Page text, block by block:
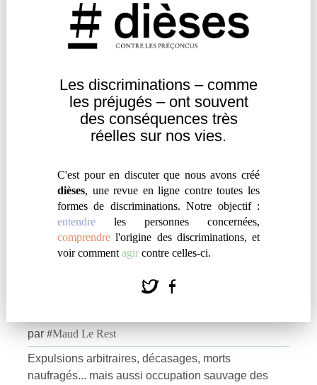
Les discriminations – comme
lespréjugés – ont souvent
desconséquences très
réelles sur nos vies.
C'est pour en discuter que nous avons créé
dièses, une revue en ligne contre toutes les
formes de discriminations. Notre objectif :
entendre les personnes concernées,
comprendre l'origine des discriminations, et
voir comment agir contre celles-ci.
comment ce concept pourrait, selon elle, remédier
aux actuelles limites des luttes contre les
discriminations.
Engagement
À MAYOTTE, LE COMBAT DE LA
par #Maud Le Rest
Expulsions arbitraires, décasages, morts
naufragés... mais aussi occupation sauvage des